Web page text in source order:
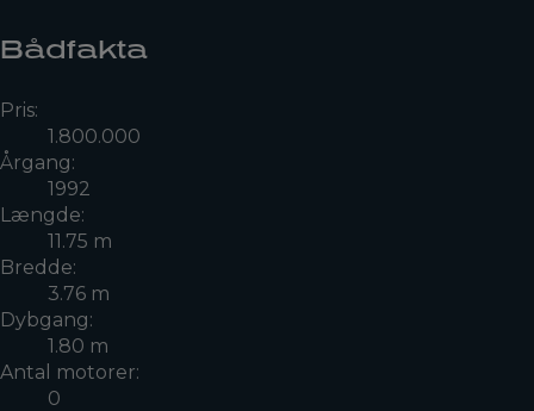
Bådfakta
Pris:
1.800.000
Årgang:
1992
Længde:
11.75 m
Bredde:
3.76 m
Dybgang:
1.80 m
Antal motorer:
0